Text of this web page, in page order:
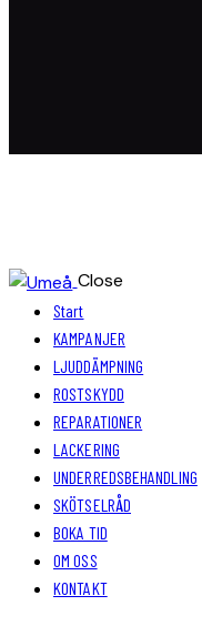
Close
Start
KAMPANJER
LJUDDÄMPNING
ROSTSKYDD
REPARATIONER
LACKERING
UNDERREDSBEHANDLING
SKÖTSELRÅD
BOKA TID
OM OSS
KONTAKT